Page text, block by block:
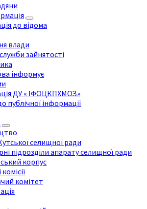
до відома
влади
зайнятості
інформує
ДУ « ІФОЦКПХМОЗ»
публічної інформації
селищної ради
підрозділи апарату селищної ради
корпус
комітет